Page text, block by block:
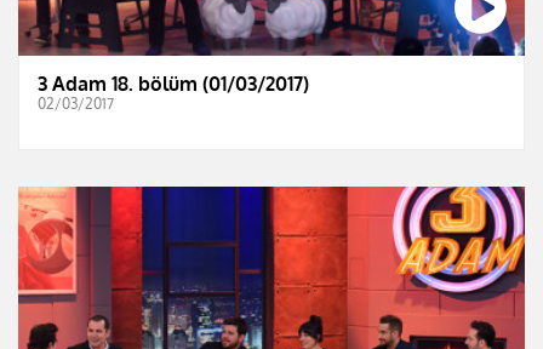
3 Adam 18. bölüm (01/03/2017)
02/03/2017